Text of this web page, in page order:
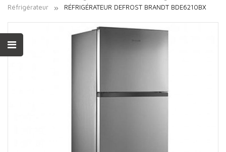
Réfrigérateur
RÉFRIGÉRATEUR DEFROST BRANDT BDE6210BX